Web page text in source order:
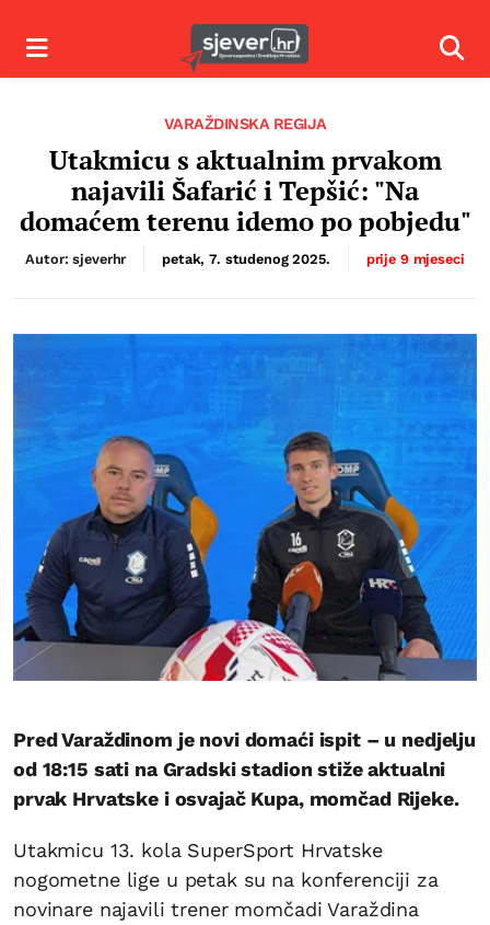
Izbornik
VARAŽDINSKA REGIJA
Utakmicu s aktualnim prvakom
najavili Šafarić i Tepšić: "Na
domaćem terenu idemo po pobjedu"
Autor: sjeverhr petak, 7. studenog 2025. prije 9 mjeseci
Pred Varaždinom je novi domaći ispit – u nedjelju
od 18:15 sati na Gradski stadion stiže aktualni
prvak Hrvatske i osvajač Kupa, momčad Rijeke.
Utakmicu 13. kola SuperSport Hrvatske
nogometne lige u petak su na konferenciji za
novinare najavili trener momčadi Varaždina